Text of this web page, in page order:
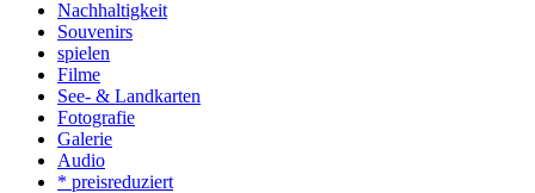
Nachhaltigkeit
Souvenirs
spielen
Filme
See- & Landkarten
Fotografie
Galerie
Audio
* preisreduziert